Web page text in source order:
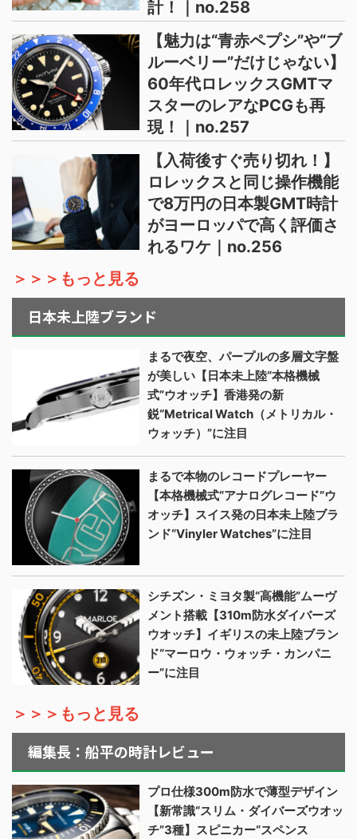
計！｜no.258
【魅力は“青赤ペプシ”や“ブ
ルーベリー”だけじゃない】
60年代ロレックスGMTマ
スターのレアなPCGも再
現！｜no.257
【入荷後すぐ売り切れ！】
ロレックスと同じ操作機能
で8万円の日本製GMT時計
がヨーロッパで高く評価さ
れるワケ｜no.256
＞＞＞もっと見る
日本未上陸ブランド
まるで夜空、パープルの多層文字盤
が美しい【日本未上陸“本格機械
式”ウオッチ】香港発の新
鋭“Metrical Watch（メトリカル・
ウォッチ）”に注目
まるで本物のレコードプレーヤー
【本格機械式“アナログレコード”ウ
オッチ】スイス発の日本未上陸ブラ
ンド“Vinyler Watches”に注目
シチズン・ミヨタ製“高機能”ムーヴ
メント搭載【310m防水ダイバーズ
ウオッチ】イギリスの未上陸ブラン
ド“マーロウ・ウォッチ・カンパニ
ー”に注目
＞＞＞もっと見る
編集長：船平の時計レビュー
プロ仕様300m防水で薄型デザイン
【新常識“スリム・ダイバーズウオッ
チ”3種】スピニカー“スペンス